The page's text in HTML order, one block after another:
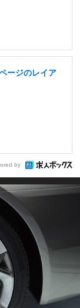
ージのレイア
by